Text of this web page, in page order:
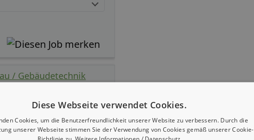
/ Gebäudetechnik
Diese Webseite verwendet Cookies.
Cookies, um die Benutzerfreundlichkeit unserer Website zu verbessern. Durch die
unserer Webseite stimmen Sie der Verwendung von Cookies gemäß unserer Cookie-